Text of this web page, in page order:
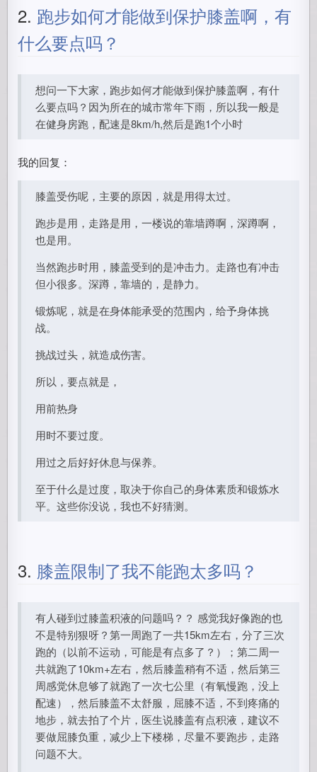
2. 跑步如何才能做到保护膝盖啊，有
什么要点吗？
想问一下大家，跑步如何才能做到保护膝盖啊，有什
么要点吗？因为所在的城市常年下雨，所以我一般是
在健身房跑，配速是8km/h,然后是跑1个小时
我的回复：
膝盖受伤呢，主要的原因，就是用得太过。
跑步是用，走路是用，一楼说的靠墙蹲啊，深蹲啊，
也是用。
当然跑步时用，膝盖受到的是冲击力。走路也有冲击
但小很多。深蹲，靠墙的，是静力。
锻炼呢，就是在身体能承受的范围内，给予身体挑
战。
挑战过头，就造成伤害。
所以，要点就是，
用前热身
用时不要过度。
用过之后好好休息与保养。
至于什么是过度，取决于你自己的身体素质和锻炼水
平。这些你没说，我也不好猜测。
3. 膝盖限制了我不能跑太多吗？
有人碰到过膝盖积液的问题吗？？ 感觉我好像跑的也
不是特别狠呀？第一周跑了一共15km左右，分了三次
跑的（以前不运动，可能是有点多了？）；第二周一
共就跑了10km+左右，然后膝盖稍有不适，然后第三
周感觉休息够了就跑了一次七公里（有氧慢跑，没上
配速），然后膝盖不太舒服，屈膝不适，不到疼痛的
地步，就去拍了个片，医生说膝盖有点积液，建议不
要做屈膝负重，减少上下楼梯，尽量不要跑步，走路
问题不大。